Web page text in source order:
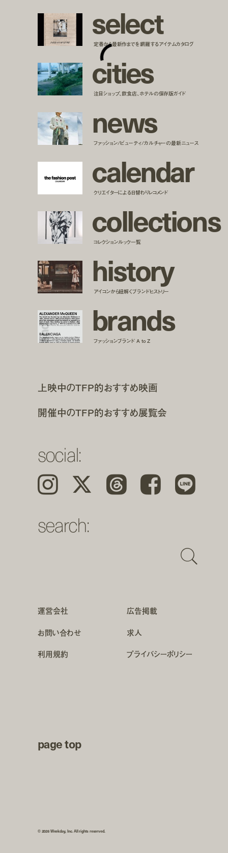
select
定番から最新作までを網羅するアイテムカタログ
cities
注目ショップ、飲食店、ホテルの保存版ガイド
news
ファッション/ビューティ/カルチャーの最新ニュース
calendar
クリエイターによる日替わりレコメンド
collections
コレクションルック一覧
history
アイコンから紐解くブランドヒストリー
brands
ファッションブランド A to Z
上映中のTFP的おすすめ映画
開催中のTFP的おすすめ展覧会
social:
Instagram 𝕏 Threads Facebook LINE
search:
運営会社
広告掲載
お問い合わせ
求人
利用規約
プライバシーポリシー
page top
© 2026 Weekday, Inc. All rights reserved.